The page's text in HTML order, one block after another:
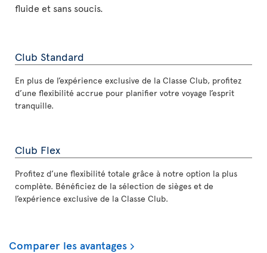
fluide et sans soucis.
Club Standard
En plus de l’expérience exclusive de la Classe Club, profitez
d’une flexibilité accrue pour planifier votre voyage l’esprit
tranquille.
Club Flex
Profitez d’une flexibilité totale grâce à notre option la plus
complète. Bénéficiez de la sélection de sièges et de
l’expérience exclusive de la Classe Club.
Comparer les avantages